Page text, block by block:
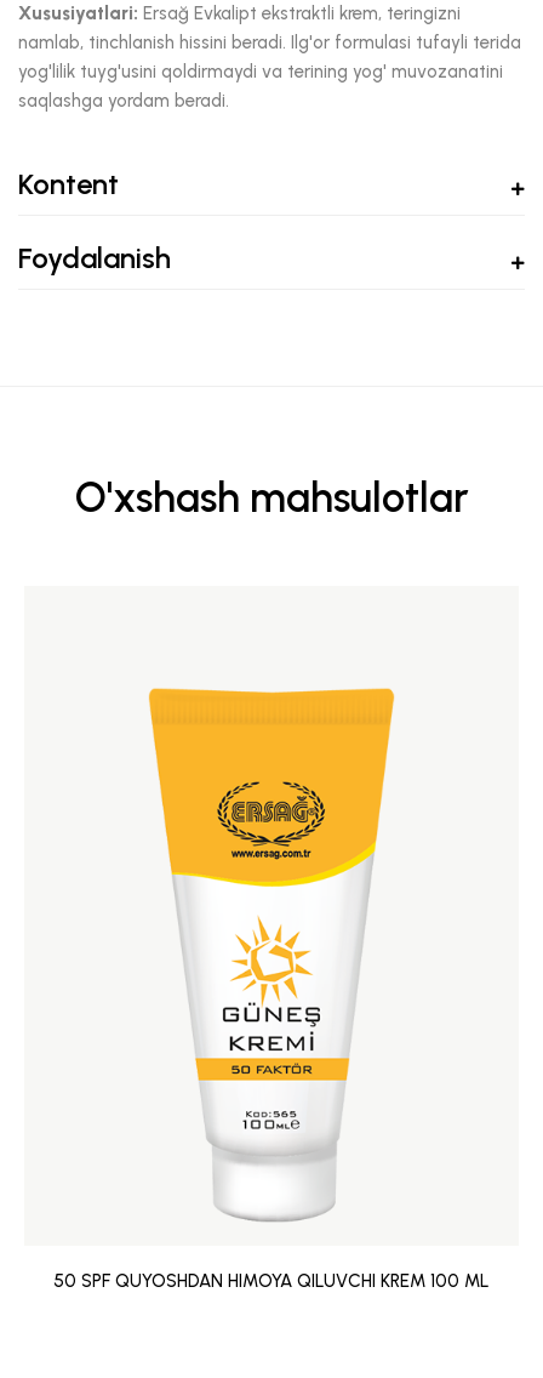
Xususiyatlari: Ersağ Evkalipt ekstraktli krem, teringizni
namlab, tinchlanish hissini beradi. Ilg'or formulasi tufayli terida
yog'lilik tuyg'usini qoldirmaydi va terining yog' muvozanatini
saqlashga yordam beradi.
Kontent
Foydalanish
O'xshash mahsulotlar
50 SPF QUYOSHDAN HIMOYA QILUVCHI KREM 100 ML